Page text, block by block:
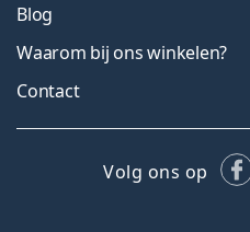
Blog
Waarom bij ons winkelen?
Contact
Volg ons op